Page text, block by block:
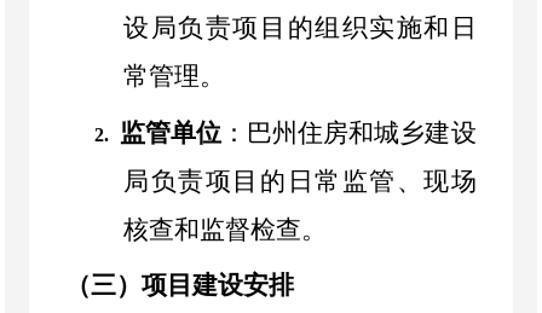
设局负责项目的组织实施和日
常管理。
2. 监管单位 ：巴州住房和城乡建设
局负责项目的日常监管、现场
核查和监督检查。
（三）项目建设安排